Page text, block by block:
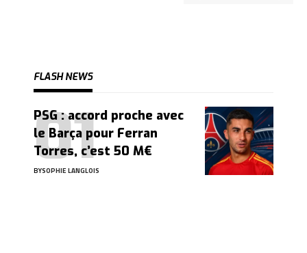
FLASH NEWS
PSG : accord proche avec
le Barça pour Ferran
Torres, c’est 50 M€
BYSOPHIE LANGLOIS